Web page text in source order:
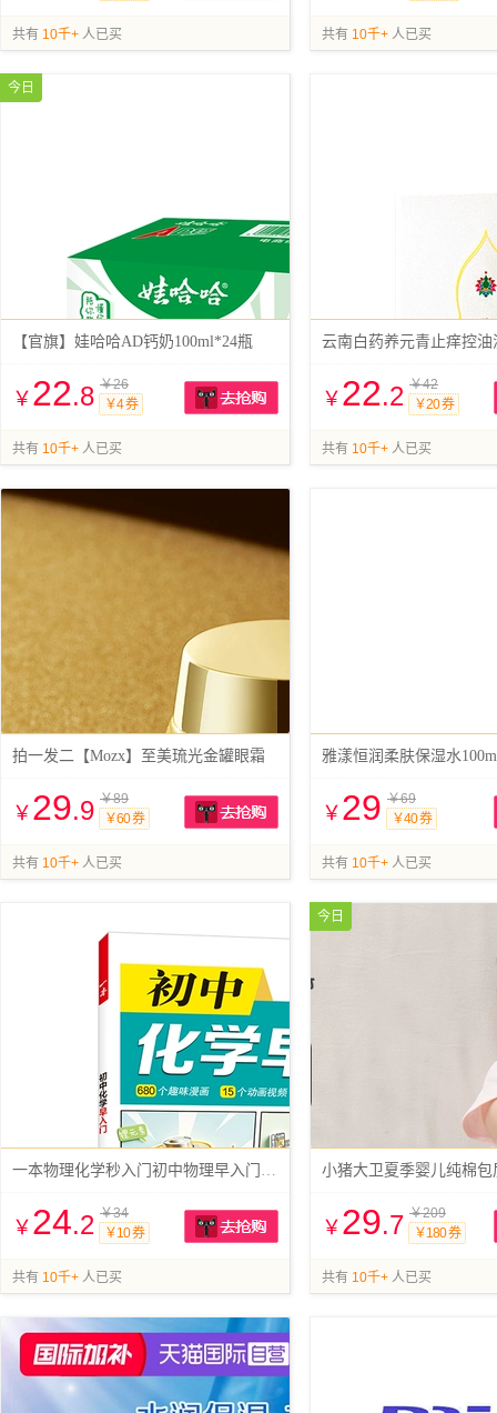
共有 10千+ 人已买 共有 10千+ 人已买
【官旗】娃哈哈AD钙奶100ml*24瓶
今日
￥ 22.8 ￥26
￥4 券
共有 10千+ 人已买
￥ 22.2 ￥42
￥20 券
共有 10千+ 人已买
拍一发二【Mozx】至美琉光金罐眼霜
￥ 29.9 ￥89
￥60 券
共有 10千+ 人已买
雅漾恒润柔肤保湿水
￥ 29 ￥69
￥40 券
共有 10千+ 人已买
一本物理化学秒入门初中物理早入门一本
￥ 24.2 ￥34
￥10 券
共有 10千+ 人已买
小猪大卫夏季婴儿纯棉包
今日
￥ 29.7 ￥209
￥180 券
共有 10千+ 人已买